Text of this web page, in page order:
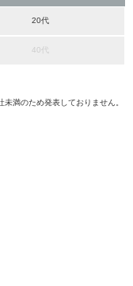
20代
40代
満のため発表しておりません。